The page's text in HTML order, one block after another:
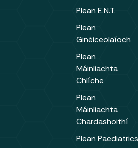
Plean E.N.T.
Plean
Ginéiceolaíoch
Plean
Máinliachta
Chlíche
Plean
Máinliachta
Chardashoithí
Plean Paediatrics